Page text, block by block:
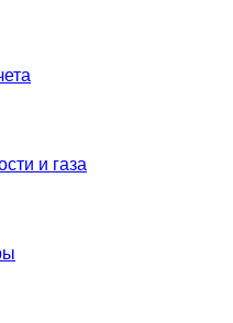
и газа